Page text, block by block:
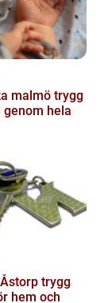
trygg
hela
trygg
hem och